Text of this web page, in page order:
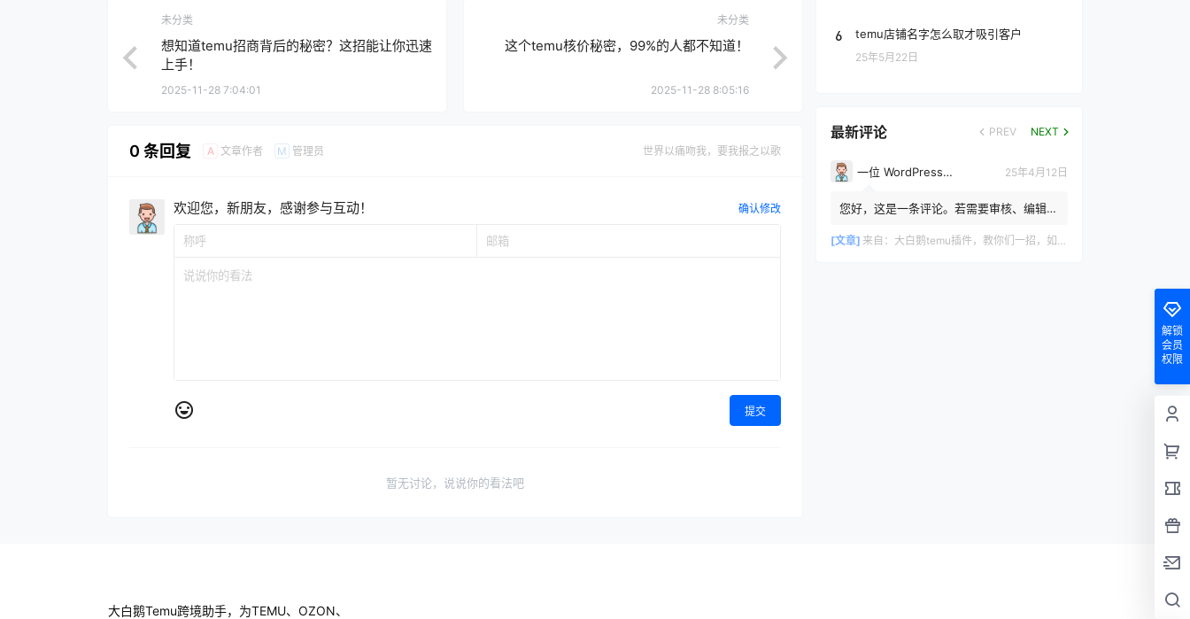
未分类
想知道temu招商背后的秘密？这招能让你迅速
上手！
2025-11-28 7:04:01
未分类
这个temu核价秘密，99%的人都不知道！
2025-11-28 8:05:16
0 条回复 A 文章作者 M 管理员 世界以痛吻我，要我报之以歌
欢迎您，新朋友，感谢参与互动！ 确认修改
提交
暂无讨论，说说你的看法吧
6 temu店铺名字怎么取才吸引客户
25年5月22日
最新评论 PREV NEXT
一位 WordPress 评论者 25年4月12日
您好，这是一条评论。若需要审核、编辑或
者头像来自 Gravatar。
[文章] 来自： 大白鹅temu插件，教你们一招，如何30s里计算temu利润数据
解锁
会员
权限
大白鹅Temu跨境助手，为TEMU、OZON、